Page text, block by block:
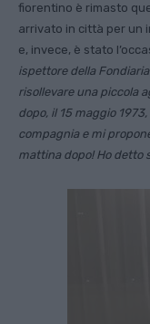
fiorentino è rimasto
arrivato in città per un
e, invece, è stato
ispettore della Fondiaria
risollevare una piccola
dopo, il 15 maggio
compagnia e mi
mattina dopo! Ho detto